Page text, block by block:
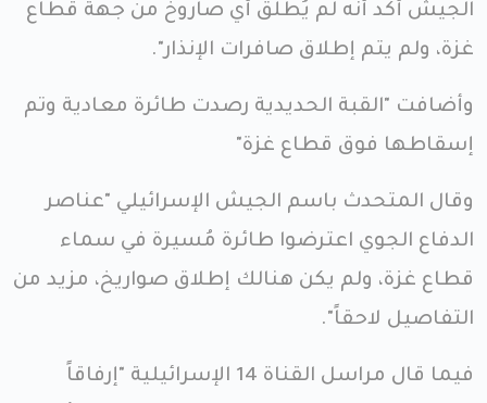
الجيش أكد أنه لم يُطلق أي صاروخ من جهة قطاع
غزة، ولم يتم إطلاق صافرات الإنذار".
وأضافت "القبة الحديدية رصدت طائرة معادية وتم
إسقاطها فوق قطاع غزة"
وقال المتحدث باسم الجيش الإسرائيلي "عناصر
الدفاع الجوي اعترضوا طائرة مُسيرة في سماء
قطاع غزة، ولم يكن هنالك إطلاق صواريخ، مزيد من
التفاصيل لاحقاً".
فيما قال مراسل القناة 14 الإسرائيلية "إرفاقاً